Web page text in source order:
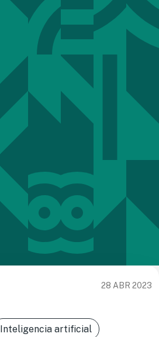
28 ABR 2023
Inteligencia artificial